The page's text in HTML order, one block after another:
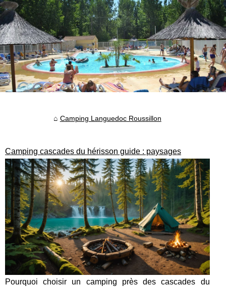
Camping Languedoc Roussillon
Camping cascades du hérisson guide : paysages
Pourquoi choisir un camping près des cascades du